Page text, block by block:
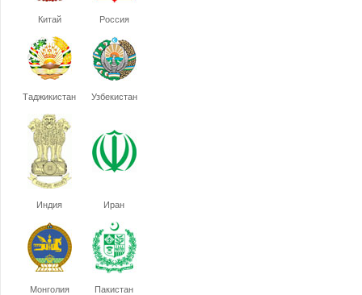
Китай Россия
Таджикистан Узбекистан
Индия Иран
Монголия Пакистан